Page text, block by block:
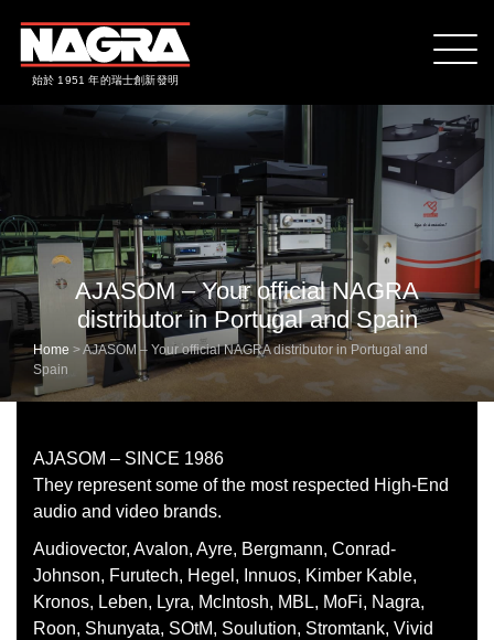
始於 1951 年的瑞士創新發明
AJASOM – Your official NAGRA
distributor in Portugal and Spain
Home >AJASOM – Your official NAGRA distributor in Portugal and
Spain
AJASOM – SINCE 1986
They represent some of the most respected High-End
audio and video brands.
Audiovector, Avalon, Ayre, Bergmann, Conrad-
Johnson, Furutech, Hegel, Innuos, Kimber Kable,
Kronos, Leben, Lyra, McIntosh, MBL, MoFi, Nagra,
Roon, Shunyata, SOtM, Soulution, Stromtank, Vivid